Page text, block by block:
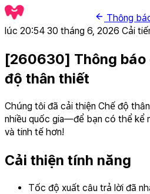
Thông
lúc 20:54 30 tháng 6, 2026 Cải
[260630] Thông báo
độ thân thiết
Chúng tôi đã cải thiện Chế độ
nhiều quốc gia—để bạn có thể kể
và tinh tế hơn!
Cải thiện tính năng
Tốc độ xuất câu trả lời đã